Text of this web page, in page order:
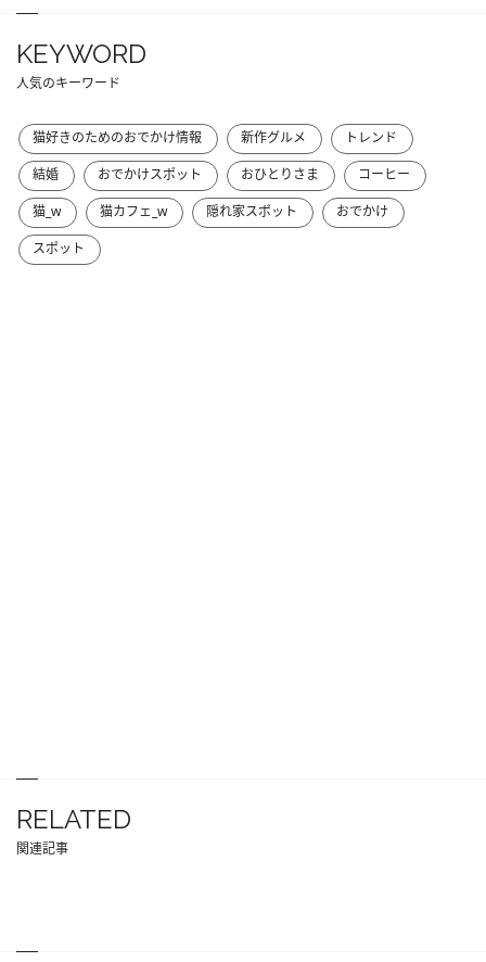
KEYWORD
人気のキーワード
猫好きのためのおでかけ情報 新作グルメ
トレンド
結婚
おでかけスポット おひとりさま
コーヒー
猫_w
猫カフェ_w 隠れ家スポット
おでかけ
スポット
RELATED
関連記事